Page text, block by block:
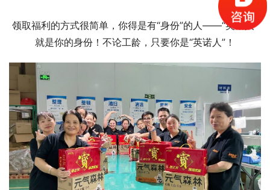
领取福利的方式很简单，你得是有“身份”的人——“英诺人”
就是你的身份！不论工龄，只要你是“英诺人”！